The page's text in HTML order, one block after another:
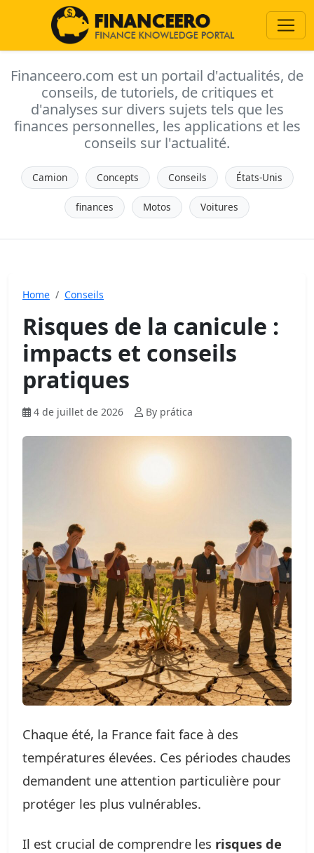
Financeero.com est un portail d'actualités, de
conseils, de tutoriels, de critiques et
d'analyses sur divers sujets tels que les
finances personnelles, les applications et les
conseils sur l'actualité.
Camion Concepts Conseils États-Unis
finances Motos Voitures
Home Conseils
Risques de la canicule :
impacts et conseils
pratiques
4 de juillet de 2026 By prática
Chaque été, la France fait face à des
températures élevées. Ces périodes chaudes
demandent une attention particulière pour
protéger les plus vulnérables.
Il est crucial de comprendre les risques de